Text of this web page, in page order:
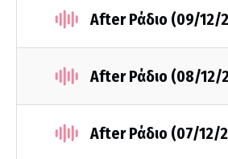
After Ράδιο (09/12/
After Ράδιο (08/12/
After Ράδιο (07/12/